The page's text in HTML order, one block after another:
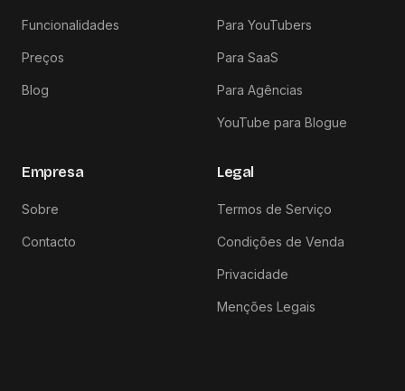
Funcionalidades
Preços
Blog
Para YouTubers
Para SaaS
Para Agências
YouTube para Blogue
Empresa
Sobre
Contacto
Legal
Termos de Serviço
Condições de Venda
Privacidade
Menções Legais